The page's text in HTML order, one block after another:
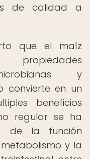
de calidad a
que el maíz
y
convierte en un
beneficios
regular se ha
de la función
y la